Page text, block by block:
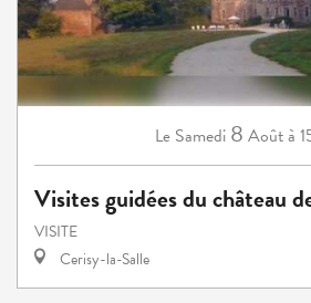
Le Samedi 8 Aoûtà
Visites guidées du château
VISITE
Cerisy-la-Salle